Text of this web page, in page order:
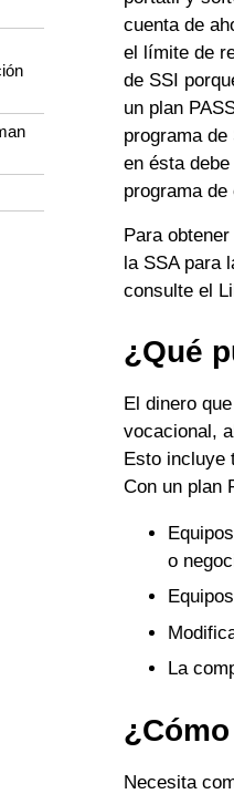
cuenta de
el límite de
de SSI
un plan
programa
en ésta
programa
Para
la SSA para
consulte el
¿Qué
El dinero
vocacional,
Esto incluye
Con un plan
o
La
Necesita